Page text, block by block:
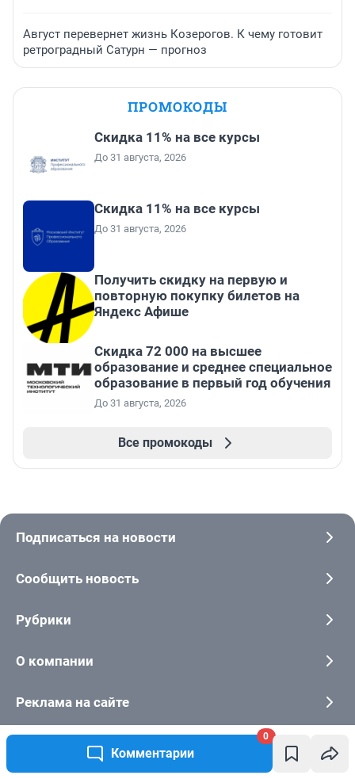
Комментарии
0
Август перевернет жизнь Козерогов. К чему готовит
ретроградный Сатурн — прогноз
ПРОМОКОДЫ
Скидка 11% на все курсы
До 31 августа, 2026
Скидка 11% на все курсы
До 31 августа, 2026
Получить скидку на первую и
повторную покупку билетов на
Яндекс Афише
Скидка 72 000 на высшее
образование и среднее специальное
образование в первый год обучения
До 31 августа, 2026
Все промокоды
Подписаться на новости
Сообщить новость
Рубрики
О компании
Реклама на сайте
Наши награды